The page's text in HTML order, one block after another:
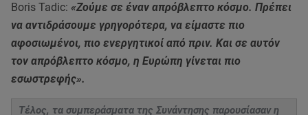
Boris Tadic: «Ζούμε σε έναν απρόβλεπτο κόσμο. Πρέπει
να αντιδράσουμε γρηγορότερα, να είμαστε πιο
αφοσιωμένοι, πιο ενεργητικοί από πριν. Και σε αυτόν
τον απρόβλεπτο κόσμο, η Ευρώπη γίνεται πιο
εσωστρεφής».
Τέλος, τα συμπεράσματα της Συνάντησης παρουσίασαν η